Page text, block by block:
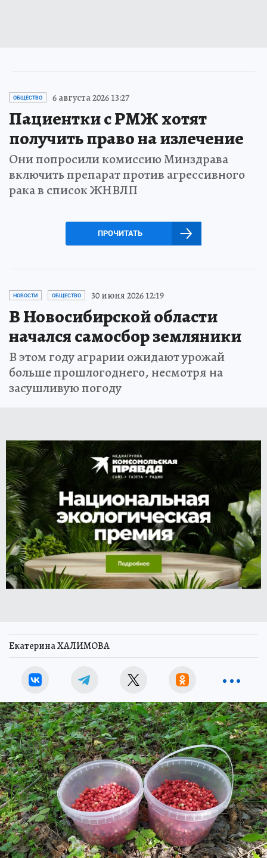
ОБЩЕСТВО 6 августа 2026 13:27
Пациентки с РМЖ хотят
получить право на излечение
Они попросили комиссию Минздрава
включить препарат против агрессивного
рака в список ЖНВЛП
ПРОЧИТАТЬ
НОВОСТИ ОБЩЕСТВО 30 июня 2026 12:19
В Новосибирской области
начался самосбор земляники
В этом году аграрии ожидают урожай
больше прошлогоднего, несмотря на
засушливую погоду
Екатерина ХАЛИМОВА